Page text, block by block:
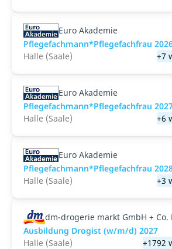
Euro Akademie
Pflegefachmann*Pflegefachfrau
Halle (Saale)
+7
Euro Akademie
Pflegefachmann*Pflegefachfrau
Halle (Saale)
+6
Euro Akademie
Pflegefachmann*Pflegefachfrau
Halle (Saale)
+3
dm-drogerie markt GmbH + Co.
Ausbildung Drogist (w/m/d) 2027
Halle (Saale)
+1792